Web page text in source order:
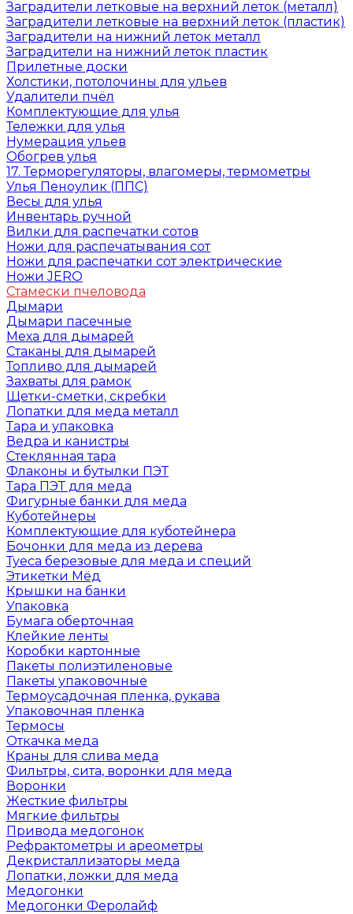
Заградители летковые на верхний леток (металл)
Заградители летковые на верхний леток (пластик)
Заградители на нижний леток металл
Заградители на нижний леток пластик
Прилетные доски
Холстики, потолочины для ульев
Удалители пчёл
Комплектующие для улья
Тележки для улья
Нумерация ульев
Обогрев улья
17. Терморегуляторы, влагомеры, термометры
Улья Пеноулик (ППС)
Весы для улья
Инвентарь ручной
Вилки для распечатки сотов
Ножи для распечатывания сот
Ножи для распечатки сот электрические
Ножи JERO
Стамески пчеловода
Дымари
Дымари пасечные
Меха для дымарей
Стаканы для дымарей
Топливо для дымарей
Захваты для рамок
Щетки-сметки, скребки
Лопатки для меда металл
Тара и упаковка
Ведра и канистры
Стеклянная тара
Флаконы и бутылки ПЭТ
Тара ПЭТ для меда
Фигурные банки для меда
Куботейнеры
Комплектующие для куботейнера
Бочонки для меда из дерева
Туеса березовые для меда и специй
Этикетки Мёд
Крышки на банки
Упаковка
Бумага оберточная
Клейкие ленты
Коробки картонные
Пакеты полиэтиленовые
Пакеты упаковочные
Термоусадочная пленка, рукава
Упаковочная пленка
Термосы
Откачка меда
Краны для слива меда
Фильтры, сита, воронки для меда
Воронки
Жесткие фильтры
Мягкие фильтры
Привода медогонок
Рефрактометры и ареометры
Декристаллизаторы меда
Лопатки, ложки для меда
Медогонки
Медогонки Феролайф